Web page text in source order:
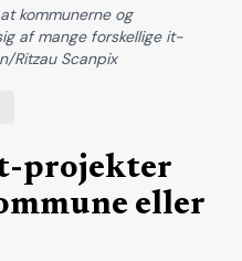
projekter
eller
kommunerne og
af mange forskellige it-
Ritzau Scanpix